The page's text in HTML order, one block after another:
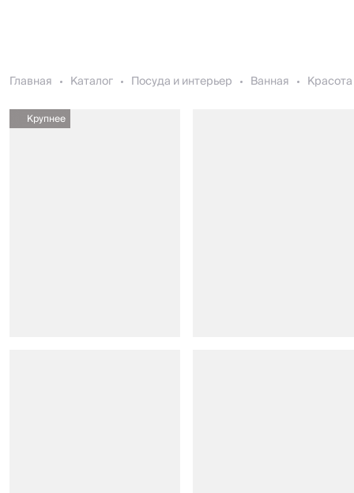
Главная Каталог Посуда и интерьер Ванная
Крупнее